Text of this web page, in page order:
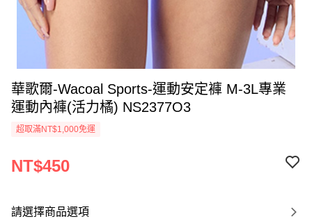
華歌爾-Wacoal Sports-運動安定褲 M-3L專業
運動內褲(活力橘) NS2377O3
超取滿NT$1,000免運
NT$450
請選擇商品選項